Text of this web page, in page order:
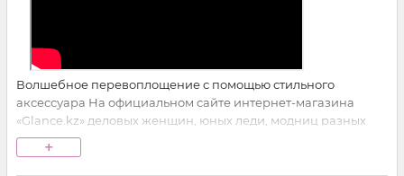
Волшебное перевоплощение с помощью стильного
аксессуара На официальном сайте интернет-магазина
«Glance.kz» деловых женщин, юных леди, модниц разных
возрастов ждет большой выбор платков, шарфов, шалей и
палантинов. Каждая уважающая себя леди имеет в своем
+